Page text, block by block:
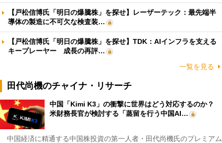
【戸松信博氏「明日の爆騰株」を探せ】レーザーテック：最先端半
導体の製造に不可欠な検査装…
【戸松信博氏「明日の爆騰株」を探せ】TDK：AIインフラを支える
キープレーヤー 成長の再評…
一覧を見る
田代尚機のチャイナ・リサーチ
中国「Kimi K3」の衝撃に世界はどう対応するのか？
米財務長官が検討する「蒸留を行う中国AI…
中国経済に精通する中国株投資の第一人者・田代尚機氏のプレミアム